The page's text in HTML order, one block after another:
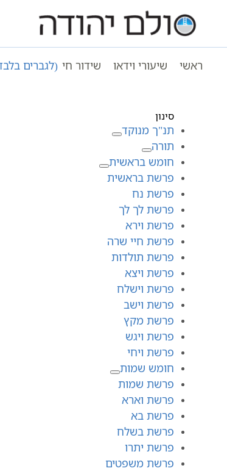
ראשי שיעורי וידאו שידור חי (לגברים
עמוד ראשי
ספר הזוהר | בהעלותך | אותיות א-ד
סינון
תנ"ך מנוקד
תורה
חומש בראשית
פרשת בראשית
פרשת נח
פרשת לך לך
פרשת וירא
פרשת חיי שרה
פרשת תולדות
פרשת ויצא
פרשת וישלח
פרשת וישב
פרשת מקץ
פרשת ויגש
פרשת ויחי
חומש שמות
פרשת שמות
פרשת וארא
פרשת בא
פרשת בשלח
פרשת יתרו
פרשת משפטים